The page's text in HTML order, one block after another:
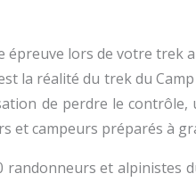
lors de votre trek
la réalité du trek du
de perdre le
et campeurs préparés à
randonneurs et